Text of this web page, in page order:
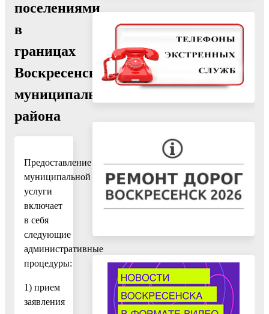
поселениями
в
границах
Воскресенского
муниципального
района
Предоставление
муниципальной
услуги
включает
в себя
следующие
административные
процедуры:
1) прием
заявления